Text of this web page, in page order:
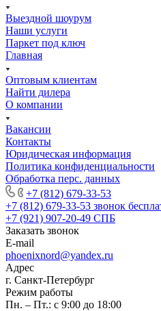
Выездной шоурум
Наши услуги
Паркет под ключ
Главная
Оптовым клиентам
Найти дилера
О компании
Вакансии
Контакты
Юридическая информация
Политика конфиденциальности
Обработка перс. данных
+7 (812) 679-33-53
+7 (812) 679-33-53 звонок
+7 (921) 907-20-49 СПБ
Заказать звонок
E-mail
phoenixnord@yandex.ru
Адрес
г. Санкт-Петербург
Режим работы
Пн. – Пт.: с 9:00 до 18:00